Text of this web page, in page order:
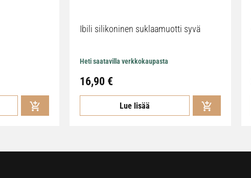
Ibili silikoninen suklaamuotti syvä
Heti saatavilla verkkokaupasta
16,90 €
Lue lisää